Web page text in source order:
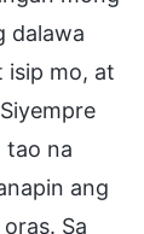
dalawa
isip mo, at
tao na
ang
Sa